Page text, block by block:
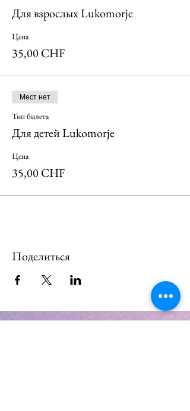
Для взрослых Lukomorje
Цена
35,00 CHF
Мест нет
Тип билета
Для детей Lukomorje
Цена
35,00 CHF
Поделиться